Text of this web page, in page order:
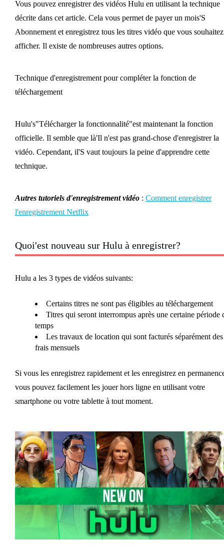
Vous pouvez enregistrer des vidéos Hulu en utilisant la technique
décrite dans cet article. Cela vous permet de payer un mois'S
Abonnement et enregistrez tous les titres vidéo que vous souhaitez
afficher. Il existe de nombreuses autres options.
Technique d'enregistrement pour compléter la fonction de
téléchargement
Hulu's"Télécharger la fonctionnalité"est maintenant la fonction
officielle. Il semble que là'Il n'est pas grand-chose d'enregistrer la
vidéo. Cependant, il'S vaut toujours la peine d'apprendre cette
technique.
Autres tutoriels d'enregistrement vidéo : Comment enregistrer
l'enregistrement Netflix
Quoi'est nouveau sur Hulu à enregistrer?
Hulu a les 3 types de vidéos suivants:
Certains titres ne sont pas éligibles au téléchargement
Titres qui seront interrompus après une certaine période
temps
Les travaux de location qui sont facturés séparément des
frais mensuels
Si vous les enregistrez rapidement et les enregistrez en
vous pouvez facilement les jouer hors ligne en utilisant votre
smartphone ou votre tablette à tout moment.